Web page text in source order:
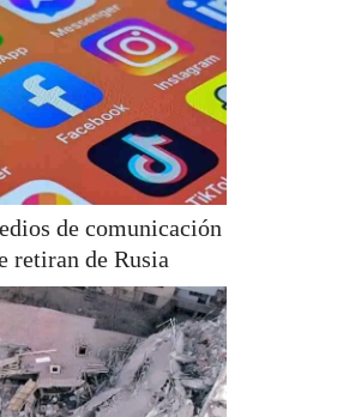
de comunicación
retiran de Rusia